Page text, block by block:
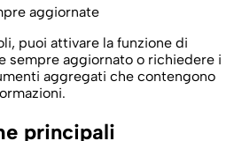
aggiornate
puoi attivare la funzione di
sempre aggiornato o richiedere i
aggregati che contengono
principali